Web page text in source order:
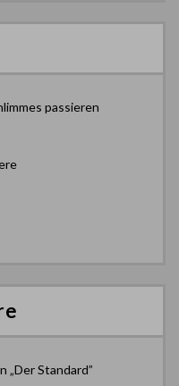
passieren
„Der Standard”